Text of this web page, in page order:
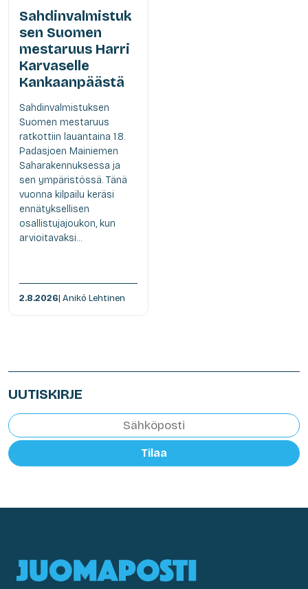
Sahdinvalmistuk
sen Suomen
mestaruus Harri
Karvaselle
Kankaanpäästä
Sahdinvalmistuksen
Suomen mestaruus
ratkottiin lauantaina 1.8.
Padasjoen Mainiemen
Saharakennuksessa ja
sen ympäristössä. Tänä
vuonna kilpailu keräsi
ennätyksellisen
osallistujajoukon, kun
arvioitavaksi...
2.8.2026| Anikó Lehtinen
UUTISKIRJE
Tilaa